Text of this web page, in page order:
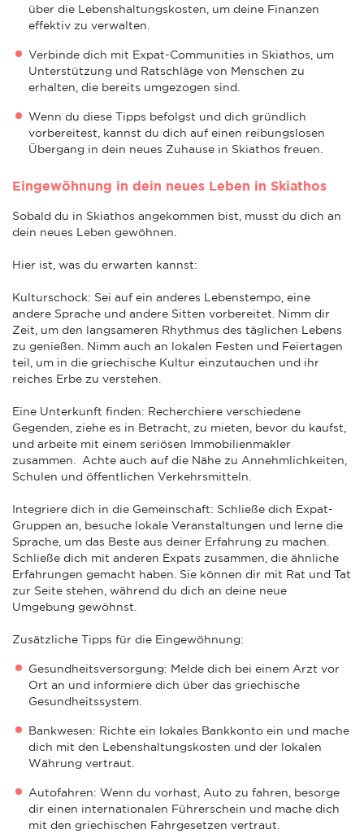
über die Lebenshaltungskosten, um deine Finanzen
effektiv zu verwalten.
Verbinde dich mit Expat-Communities in Skiathos, um
Unterstützung und Ratschläge von Menschen zu
erhalten, die bereits umgezogen sind.
Wenn du diese Tipps befolgst und dich gründlich
vorbereitest, kannst du dich auf einen reibungslosen
Übergang in dein neues Zuhause in Skiathos freuen.
Eingewöhnung in dein neues Leben in Skiathos
Sobald du in Skiathos angekommen bist, musst du dich an
dein neues Leben gewöhnen.
Hier ist, was du erwarten kannst:
Kulturschock: Sei auf ein anderes Lebenstempo, eine
andere Sprache und andere Sitten vorbereitet. Nimm dir
Zeit, um den langsameren Rhythmus des täglichen Lebens
zu genießen. Nimm auch an lokalen Festen und Feiertagen
teil, um in die griechische Kultur einzutauchen und ihr
reiches Erbe zu verstehen.
Eine Unterkunft finden: Recherchiere verschiedene
Gegenden, ziehe es in Betracht, zu mieten, bevor du kaufst,
und arbeite mit einem seriösen Immobilienmakler
zusammen. Achte auch auf die Nähe zu Annehmlichkeiten,
Schulen und öffentlichen Verkehrsmitteln.
Integriere dich in die Gemeinschaft: Schließe dich Expat-
Gruppen an, besuche lokale Veranstaltungen und lerne die
Sprache, um das Beste aus deiner Erfahrung zu machen.
Schließe dich mit anderen Expats zusammen, die ähnliche
Erfahrungen gemacht haben. Sie können dir mit Rat und Tat
zur Seite stehen, während du dich an deine neue
Umgebung gewöhnst.
Zusätzliche Tipps für die Eingewöhnung:
Gesundheitsversorgung: Melde dich bei einem Arzt vor
Ort an und informiere dich über das griechische
Gesundheitssystem.
Bankwesen: Richte ein lokales Bankkonto ein und mache
dich mit den Lebenshaltungskosten und der lokalen
Währung vertraut.
Autofahren: Wenn du vorhast, Auto zu fahren, besorge
dir einen internationalen Führerschein und mache dich
mit den griechischen Fahrgesetzen vertraut.